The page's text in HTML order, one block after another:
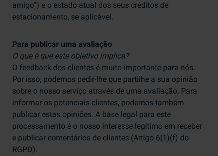
amigo”) e o estado atual dos seus créditos de
estacionamento, se aplicável.
Para publicar uma avaliação
O que é que este objetivo implica?
O feedback dos clientes é muito importante para nós.
Por isso, podemos pedir-lhe que partilhe a sua opinião
sobre o nosso serviço através de uma avaliação. Para
informar os potenciais clientes, podemos também
publicar estas opiniões. A base legal para este
processamento é o nosso interesse legítimo em receber
e publicar comentários de clientes (Artigo 6(1)(f) do
RGPD).